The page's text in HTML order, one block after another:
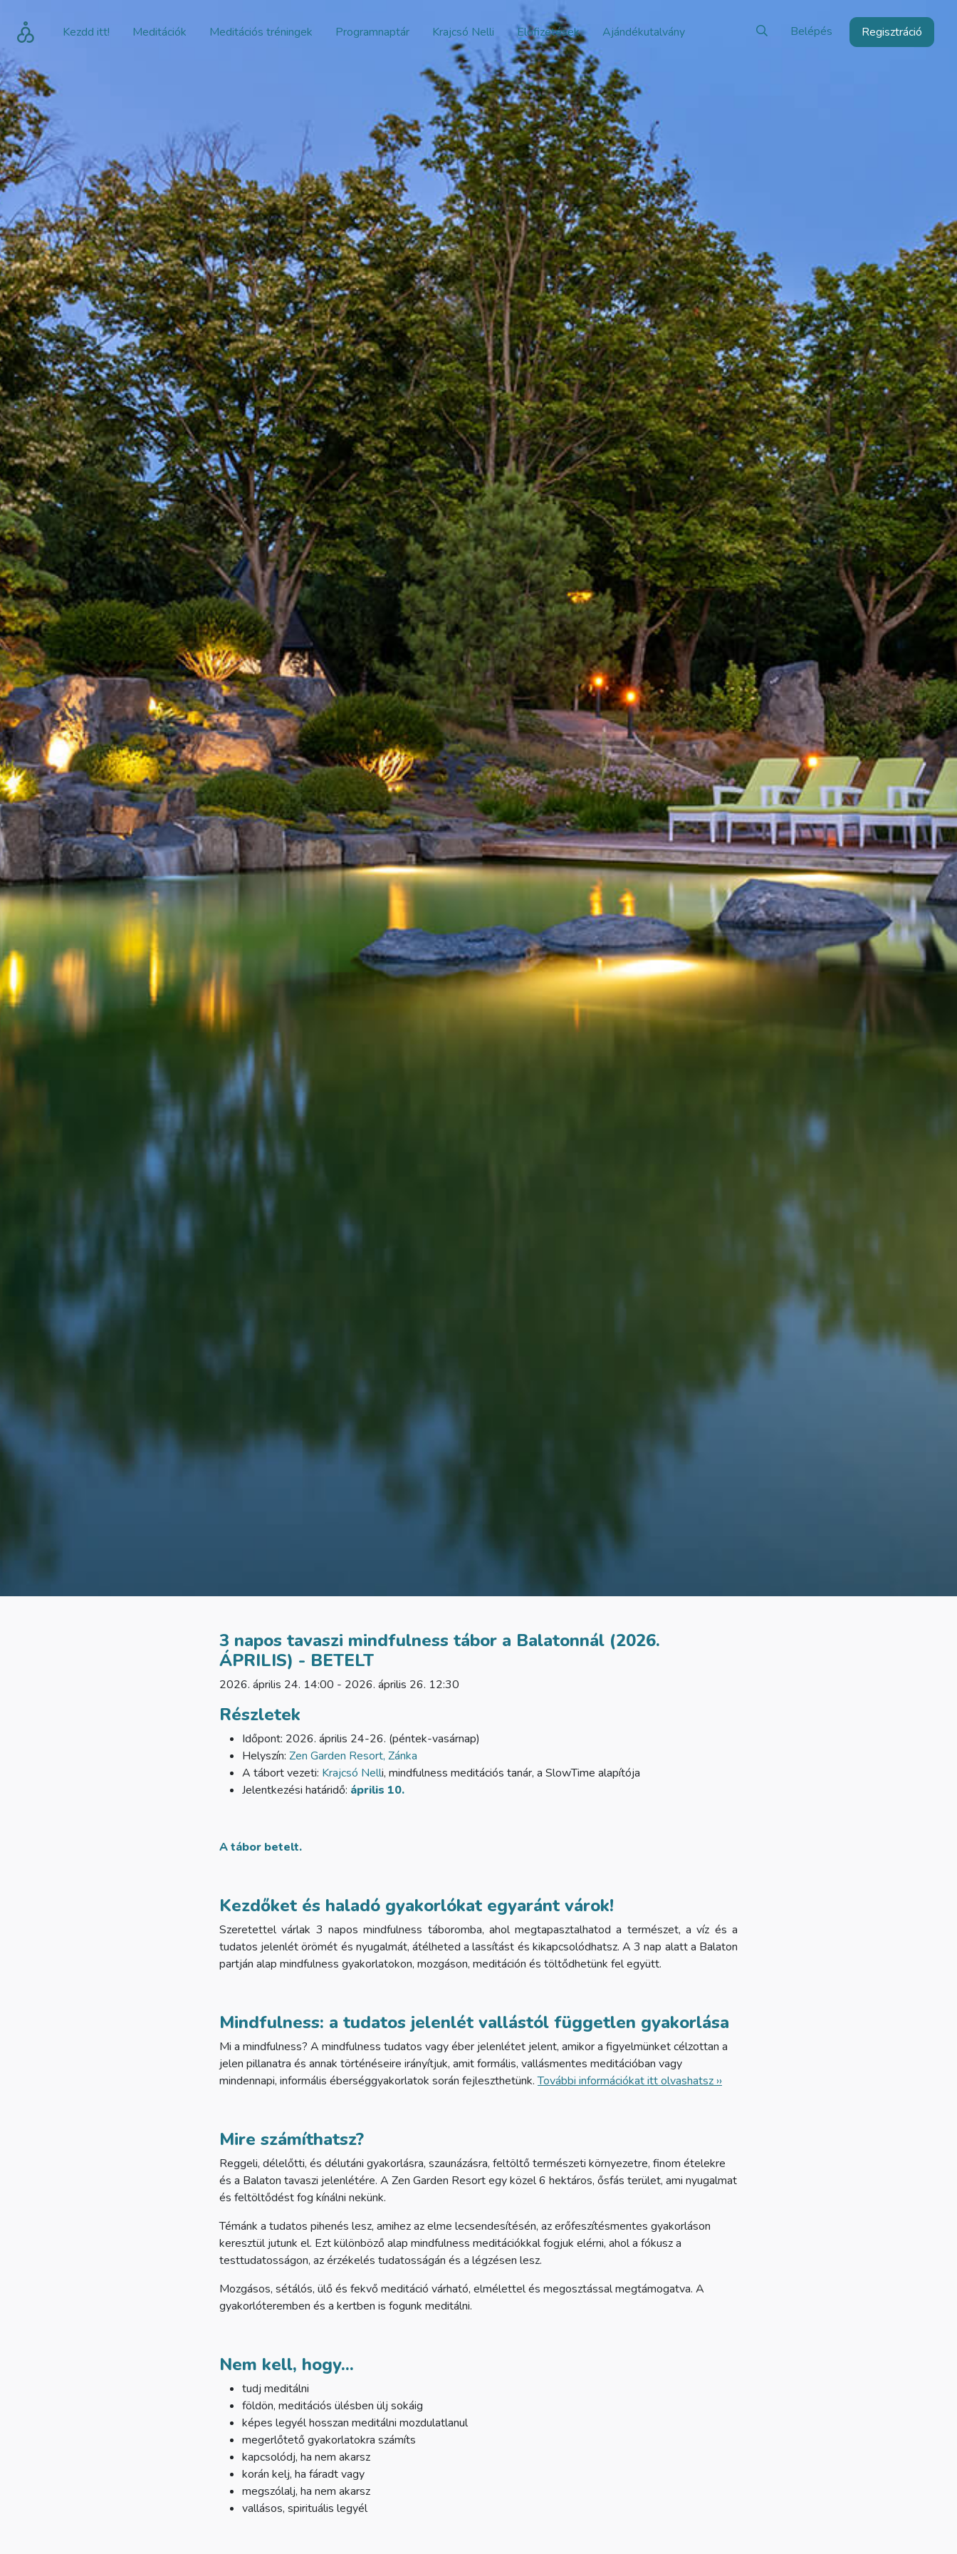
Kezdd itt! Meditációk Meditációs tréningek Programnaptár Krajcsó Nelli Előfizetések Ajándékutalvány Belépés Regisztráció
3 napos tavaszi mindfulness tábor a Balatonnál (2026.
ÁPRILIS) - BETELT
2026. április 24. 14:00 - 2026. április 26. 12:30
Részletek
Időpont: 2026. április 24-26. (péntek-vasárnap)
Helyszín: Zen Garden Resort, Zánka
A tábort vezeti: Krajcsó Nelli, mindfulness meditációs tanár, a SlowTime alapítója
Jelentkezési határidő: április 10.
A tábor betelt.
Kezdőket és haladó gyakorlókat egyaránt várok!
Szeretettel várlak 3 napos mindfulness táboromba, ahol megtapasztalhatod a természet, a víz és a
tudatos jelenlét örömét és nyugalmát, átélheted a lassítást és kikapcsolódhatsz. A 3 nap alatt a Balaton
partján alap mindfulness gyakorlatokon, mozgáson, meditáción és töltődhetünk fel együtt.
Mindfulness: a tudatos jelenlét vallástól független gyakorlása
Mi a mindfulness? A mindfulness tudatos vagy éber jelenlétet jelent, amikor a figyelmünket célzottan a
jelen pillanatra és annak történéseire irányítjuk, amit formális, vallásmentes meditációban vagy
mindennapi, informális éberséggyakorlatok során fejleszthetünk.További információkat itt olvashatsz ››
Mire számíthatsz?
Reggeli, délelőtti, és délutáni gyakorlásra, szaunázásra, feltöltő természeti környezetre, finom ételekre
és a Balaton tavaszi jelenlétére. A Zen Garden Resort egy közel 6 hektáros, ősfás terület, ami nyugalmat
és feltöltődést fog kínálni nekünk.
Témánk a tudatos pihenés lesz, amihez az elme lecsendesítésén, az erőfeszítésmentes gyakorláson
keresztül jutunk el. Ezt különböző alap mindfulness meditációkkal fogjuk elérni, ahol a fókusz a
testtudatosságon, az érzékelés tudatosságán és a légzésen lesz.
Mozgásos, sétálós, ülő és fekvő meditáció várható, elmélettel és megosztással megtámogatva. A
gyakorlóteremben és a kertben is fogunk meditálni.
Nem kell, hogy...
tudj meditálni
földön, meditációs ülésben ülj sokáig
képes legyél hosszan meditálni mozdulatlanul
megerlőtető gyakorlatokra számíts
kapcsolódj, ha nem akarsz
korán kelj, ha fáradt vagy
megszólalj, ha nem akarsz
vallásos, spirituális legyél